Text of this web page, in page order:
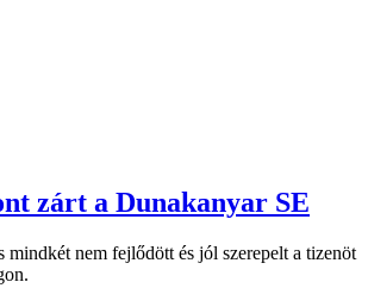
zárt a Dunakanyar SE
mindkét nem fejlődött és jól szerepelt a tizenöt